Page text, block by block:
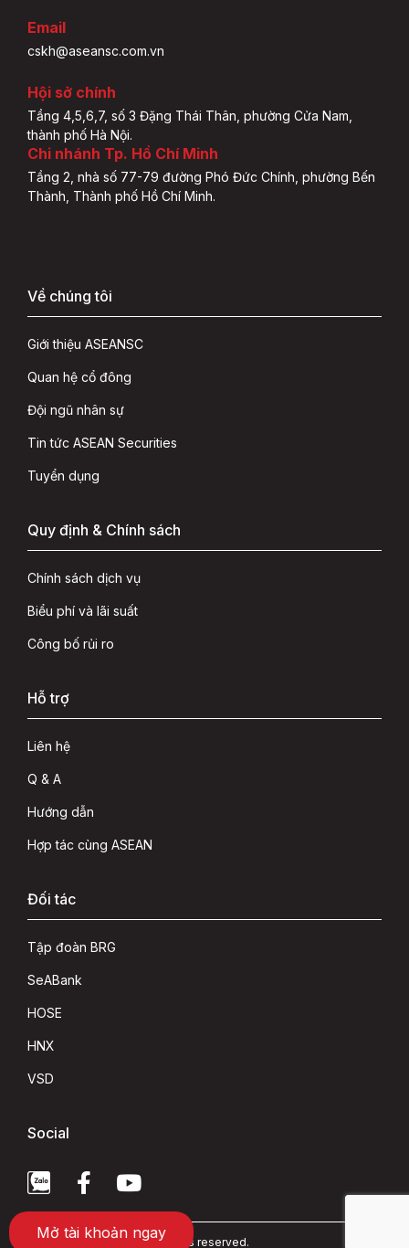
Email
cskh@aseansc.com.vn
Hội sở chính
Tầng 4,5,6,7, số 3 Đặng Thái Thân, phường Cửa Nam,
thành phố Hà Nội.
Chi nhánh Tp. Hồ Chí Minh
Tầng 2, nhà số 77-79 đường Phó Đức Chính, phường Bến
Thành, Thành phố Hồ Chí Minh.
Về chúng tôi
Giới thiệu ASEANSC
Quan hệ cổ đông
Đội ngũ nhân sự
Tin tức ASEAN Securities
Tuyển dụng
Quy định & Chính sách
Chính sách dịch vụ
Biểu phí và lãi suất
Công bố rủi ro
Hỗ trợ
Liên hệ
Q & A
Hướng dẫn
Hợp tác cùng ASEAN
Đối tác
Tập đoàn BRG
SeABank
HOSE
HNX
VSD
Social
Copyright 2022 © ASEAN rights reserved.
Mở tài khoản ngay